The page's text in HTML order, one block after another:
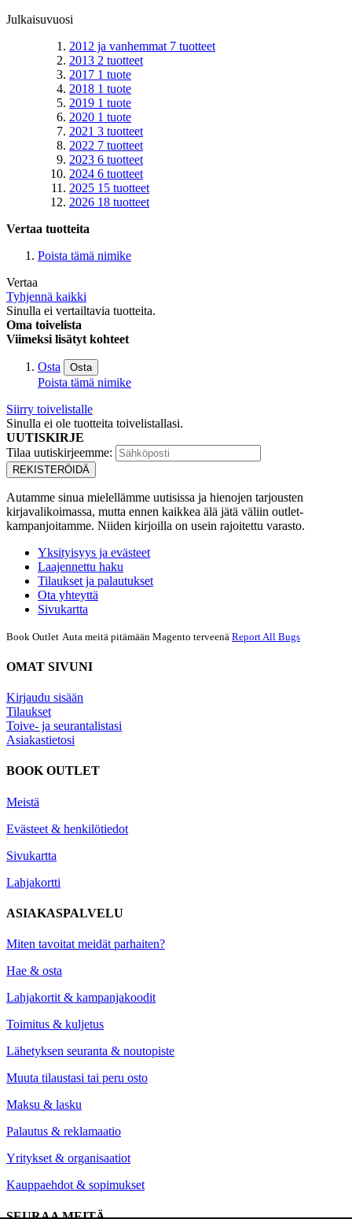
Julkaisuvuosi
2012 ja vanhemmat 7 tuotteet
2013 2 tuotteet
2017 1 tuote
2018 1 tuote
2019 1 tuote
2020 1 tuote
2021 3 tuotteet
2022 7 tuotteet
2023 6 tuotteet
2024 6 tuotteet
2025 15 tuotteet
2026 18 tuotteet
Vertaa tuotteita
Poista tämä nimike
Vertaa
Tyhjennä kaikki
Sinulla ei vertailtavia tuotteita.
Oma toivelista
Viimeksi lisätyt kohteet
Osta Osta
Poista tämä nimike
Siirry toivelistalle
Sinulla ei ole tuotteita toivelistallasi.
UUTISKIRJE
Tilaa uutiskirjeemme:
REKISTERÖIDÄ
Autamme sinua mielellämme uutisissa ja hienojen tarjousten
kirjavalikoimassa, mutta ennen kaikkea älä jätä väliin outlet-
kampanjoitamme. Niiden kirjoilla on usein rajoitettu varasto.
Yksityisyys ja evästeet
Laajennettu haku
Tilaukset ja palautukset
Ota yhteyttä
Sivukartta
Book Outlet Auta meitä pitämään Magento terveenä Report All Bugs
OMAT SIVUNI
Kirjaudu sisään
Tilaukset
Toive- ja seurantalistasi
Asiakastietosi
BOOK OUTLET
Meistä
Evästeet & henkilötiedot
Sivukartta
Lahjakortti
ASIAKASPALVELU
Miten tavoitat meidät parhaiten?
Hae & osta
Lahjakortit & kampanjakoodit
Toimitus & kuljetus
Lähetyksen seuranta & noutopiste
Muuta tilaustasi tai peru osto
Maksu & lasku
Palautus & reklamaatio
Yritykset & organisaatiot
Kauppaehdot & sopimukset
SEURAA MEITÄ